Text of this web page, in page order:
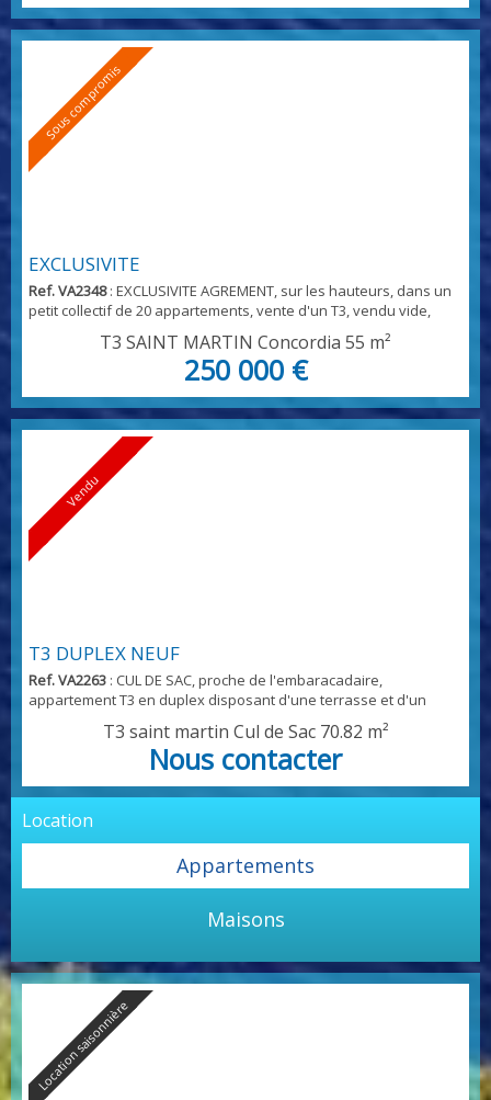
indépendante, un salon séjour et cuisine de , et de...
Sous compromis
EXCLUSIVITE
Ref. VA2348: EXCLUSIVITE AGREMENT, sur les hauteurs, dans un
petit collectif de 20 appartements, vente d'un T3, vendu vide,
avec une grande terrasse de 10 M2, fermée par volet roulant,
avec vue panoramique sur la baie de Marigot, avec salon séjour
et cuisine, deux vraies chambres, et une salle d'eau avec wc
Concordia, des écoles, lycées, collec...
T3 SAINT MARTIN Concordia 55 m²
250 000 €
Vendu
T3 DUPLEX NEUF
Ref. VA2263 : CUL DE SAC, proche de l'embaracadaire,
appartement T3 en duplex disposant d'une terrasse et d'un
balcon, vue mer. Eligible à la loi PINEL Outre mer où loi GIRARDIN
IS permettant une déduction de 100 % du montant de
l'investissement du résultat net de l'entreprise située en
T3 saint martin Cul de Sac 70.82 m²
Nous contacter
Location
Appartements
Maisons
Location saisonnière